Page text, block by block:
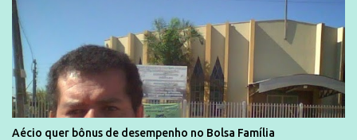
Aécio quer bônus de desempenho no Bolsa Família